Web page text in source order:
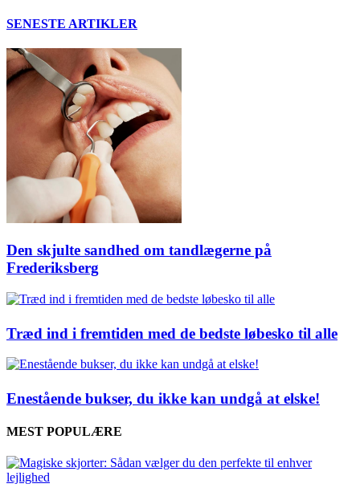
SENESTE ARTIKLER
Den skjulte sandhed om tandlægerne på
Frederiksberg
Træd ind i fremtiden med de bedste løbesko til alle
Enestående bukser, du ikke kan undgå at elske!
MEST POPULÆRE